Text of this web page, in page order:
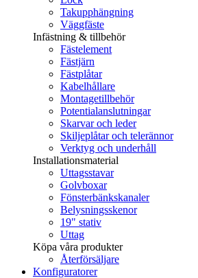
Takupphängning
Väggfäste
Infästning & tillbehör
Fästelement
Fästjärn
Fästplåtar
Kabelhållare
Montagetillbehör
Potentialanslutningar
Skarvar och leder
Skiljeplåtar och telerännor
Verktyg och underhåll
Installationsmaterial
Uttagsstavar
Golvboxar
Fönsterbänkskanaler
Belysningsskenor
19" stativ
Uttag
Köpa våra produkter
Återförsäljare
Konfiguratorer